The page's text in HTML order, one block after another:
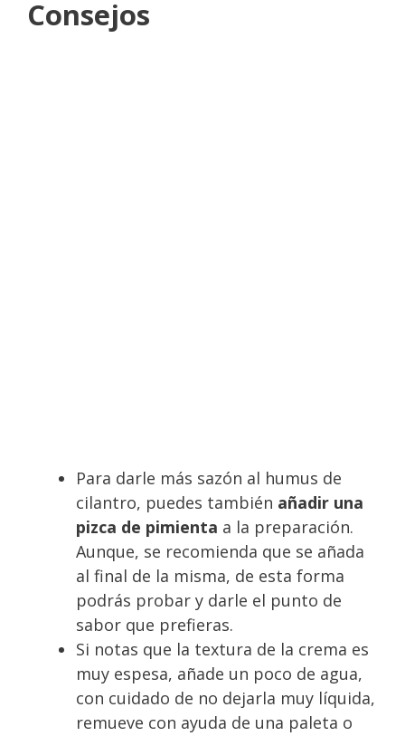
Consejos
Para darle más sazón al humus de
cilantro, puedes también añadir una
pizca de pimienta a la preparación.
Aunque, se recomienda que se añada
al final de la misma, de esta forma
podrás probar y darle el punto de
sabor que prefieras.
Si notas que la textura de la crema es
muy espesa, añade un poco de agua,
con cuidado de no dejarla muy líquida,
remueve con ayuda de una paleta o